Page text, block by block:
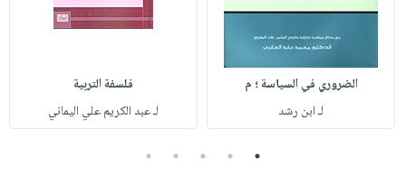
عناية
صابون
أطفال
مناسبات
سياسة
فيديوهات
يتكرر
لائحة
الأمنيات
عربةالضروري في السياسة ؛ م
لـ ابن رشد
فلسفة التربية
لـ عبد الكريم علي اليماني
1
2
3
4
5